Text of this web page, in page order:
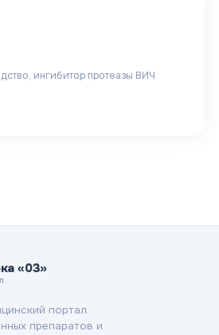
ингибитор протеазы ВИЧ
«03»
портал.
препаратов и